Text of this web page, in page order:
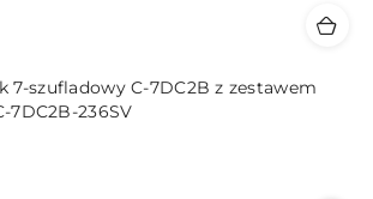
7-szufladowy C-7DC2B z zestawem
7DC2B-236SV